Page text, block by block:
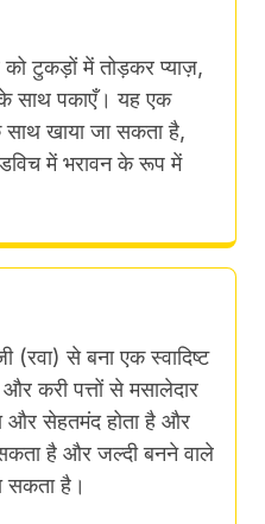
को टुकड़ों में तोड़कर प्याज़,
के साथ पकाएँ। यह एक
खाया जा सकता है,
में भरावन के रूप में
(रवा) से बना एक स्वादिष्ट
करी पत्तों से मसालेदार
और सेहतमंद होता है और
है और जल्दी बनने वाले
सकता है।